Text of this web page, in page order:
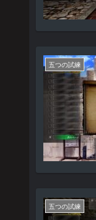
五つの試練
五つの試練